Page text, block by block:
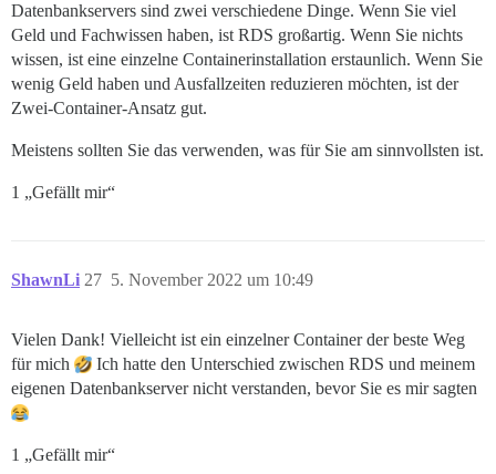
Datenbankservers sind zwei verschiedene Dinge. Wenn Sie viel
Geld und Fachwissen haben, ist RDS großartig. Wenn Sie nichts
wissen, ist eine einzelne Containerinstallation erstaunlich. Wenn Sie
wenig Geld haben und Ausfallzeiten reduzieren möchten, ist der
Zwei-Container-Ansatz gut.
Meistens sollten Sie das verwenden, was für Sie am sinnvollsten ist.
1 „Gefällt mir“
ShawnLi 5. November 2022 um 10:49
27
Vielen Dank! Vielleicht ist ein einzelner Container der beste Weg
für mich
Ich hatte den Unterschied zwischen RDS und meinem
eigenen Datenbankserver nicht verstanden, bevor Sie es mir sagten
1 „Gefällt mir“